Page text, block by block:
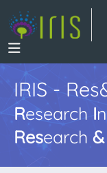
IRIS -
Research I
Research &